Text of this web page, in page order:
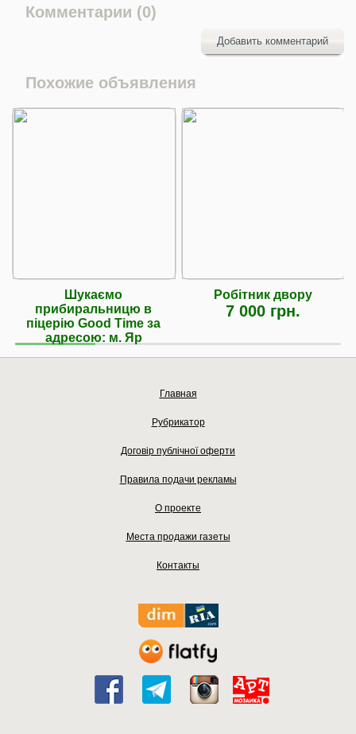
Комментарии (0)
Добавить комментарий
Похожие объявления
Шукаємо
прибиральницю в
піцерію Good Time за
адресою: м. Яр
Робітник двору
7 000 грн.
Главная
Рубрикатор
Договір публічної оферти
Правила подачи рекламы
О проекте
Места продажи газеты
Контакты